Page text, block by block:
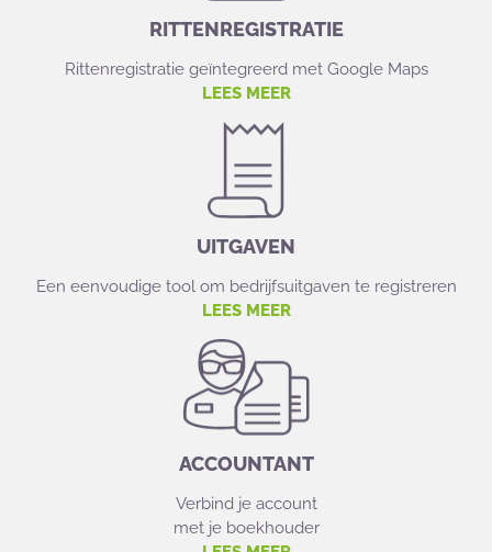
RITTENREGISTRATIE
Rittenregistratie geïntegreerd met Google Maps
LEES MEER
UITGAVEN
Een eenvoudige tool om bedrijfsuitgaven te registreren
LEES MEER
ACCOUNTANT
Verbind je account
met je boekhouder